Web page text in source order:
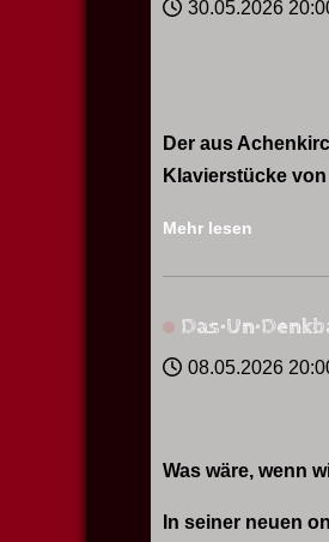
30.05.2026
Der aus
Klavierstücke
Mehr lesen
08.05.2026
Was wäre, wenn
In seiner neuen